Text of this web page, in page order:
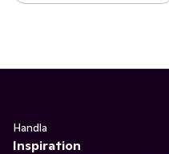
Handla
Inspiration